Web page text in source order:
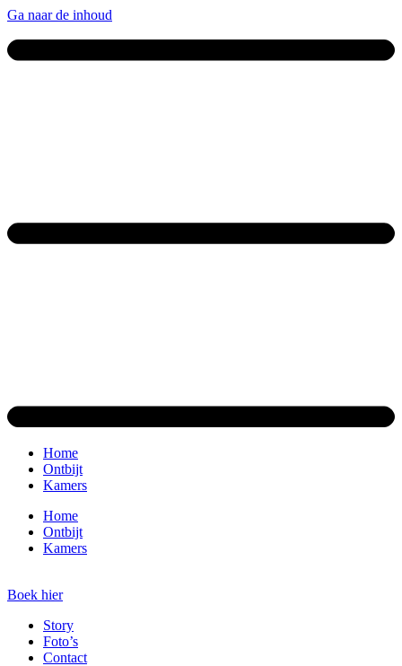
Ga naar de inhoud
Home
Ontbijt
Kamers
Home
Ontbijt
Kamers
Boek hier
Story
Foto’s
Contact